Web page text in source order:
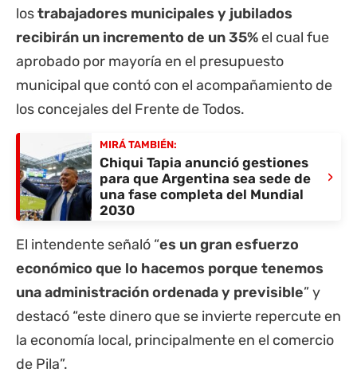
lostrabajadores municipales y jubilados
recibirán un incremento de un 35% el cual fue
aprobado por mayoría en el presupuesto
municipal que contó con el acompañamiento de
los concejales del Frente de Todos.
MIRÁ TAMBIÉN:
Chiqui Tapia anunció gestiones
para que Argentina sea sede de
una fase completa del Mundial
2030
›
El intendente señaló “es un gran esfuerzo
económico que lo hacemos porque tenemos
una administración ordenada y previsible” y
destacó “este dinero que se invierte repercute en
la economía local, principalmente en el comercio
de Pila”.